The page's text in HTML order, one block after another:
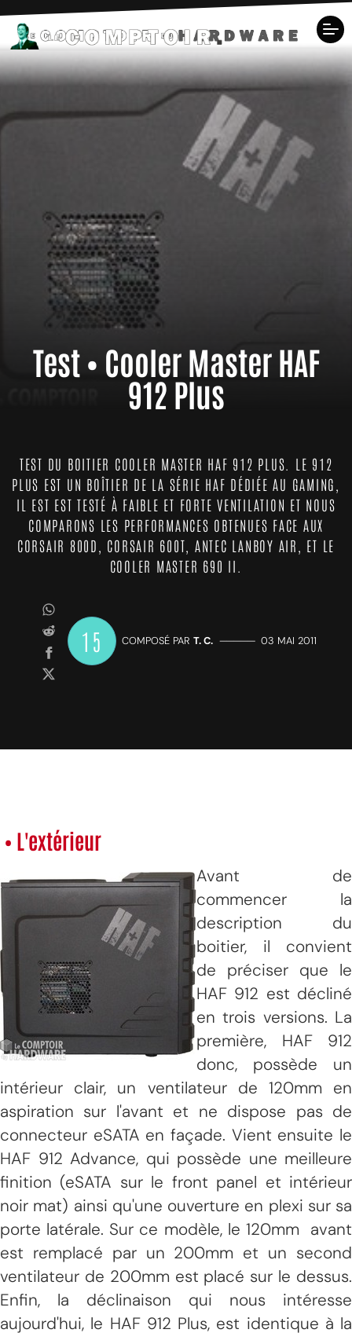
Test • Cooler Master HAF
912 Plus
TEST DU BOITIER COOLER MASTER HAF 912 PLUS. LE 912
PLUS EST UN BOÎTIER DE LA SÉRIE HAF DÉDIÉE AU GAMING,
IL EST EST TESTÉ À FAIBLE ET FORTE VENTILATION ET NOUS
COMPARONS LES PERFORMANCES OBTENUES FACE AUX
CORSAIR 800D, CORSAIR 600T, ANTEC LANBOY AIR, ET LE
COOLER MASTER 690 II.
15 COMPOSÉ PAR T. C. ————— 03 MAI 2011
• L'extérieur
Avant de
commencer la
description du
boitier, il convient
de préciser que le
HAF 912 est décliné
en trois versions. La
première, HAF 912
donc, possède un
intérieur clair, un ventilateur de 120mm en
aspiration sur l'avant et ne dispose pas de
connecteur eSATA en façade. Vient ensuite le
HAF 912 Advance, qui possède une meilleure
finition (eSATA sur le front panel et intérieur
noir mat) ainsi qu'une ouverture en plexi sur sa
porte latérale. Sur ce modèle, le 120mm avant
est remplacé par un 200mm et un second
ventilateur de 200mm est placé sur le dessus.
Enfin, la déclinaison qui nous intéresse
aujourd'hui, le HAF 912 Plus, est identique à la